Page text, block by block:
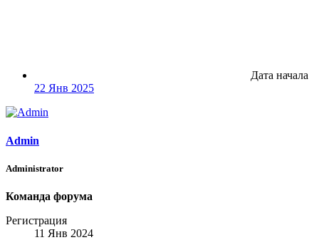
Дата начала
22 Янв 2025
Admin
Administrator
Команда форума
Регистрация
11 Янв 2024